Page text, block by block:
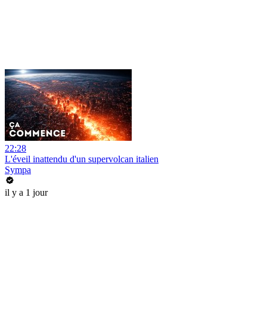
22:28
L'éveil inattendu d'un supervolcan italien
Sympa
il y a 1 jour